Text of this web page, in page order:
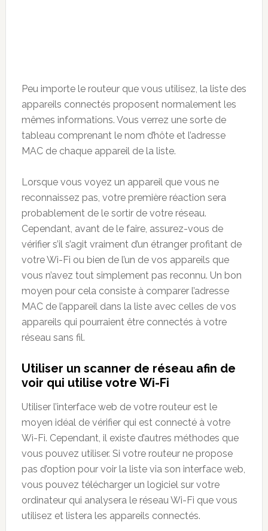
Peu importe le routeur que vous utilisez, la liste des
appareils connectés proposent normalement les
mêmes informations. Vous verrez une sorte de
tableau comprenant le nom d’hôte et l’adresse
MAC de chaque appareil de la liste.
Lorsque vous voyez un appareil que vous ne
reconnaissez pas, votre première réaction sera
probablement de le sortir de votre réseau.
Cependant, avant de le faire, assurez-vous de
vérifier s’il s’agit vraiment d’un étranger profitant de
votre Wi-Fi ou bien de l’un de vos appareils que
vous n’avez tout simplement pas reconnu. Un bon
moyen pour cela consiste à comparer l’adresse
MAC de l’appareil dans la liste avec celles de vos
appareils qui pourraient être connectés à votre
réseau sans fil.
Utiliser un scanner de réseau afin de
voir qui utilise votre Wi-Fi
Utiliser l’interface web de votre routeur est le
moyen idéal de vérifier qui est connecté à votre
Wi-Fi. Cependant, il existe d’autres méthodes que
vous pouvez utiliser. Si votre routeur ne propose
pas d’option pour voir la liste via son interface web,
vous pouvez télécharger un logiciel sur votre
ordinateur qui analysera le réseau Wi-Fi que vous
utilisez et listera les appareils connectés.